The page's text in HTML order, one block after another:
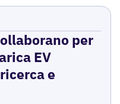
per
EV
e